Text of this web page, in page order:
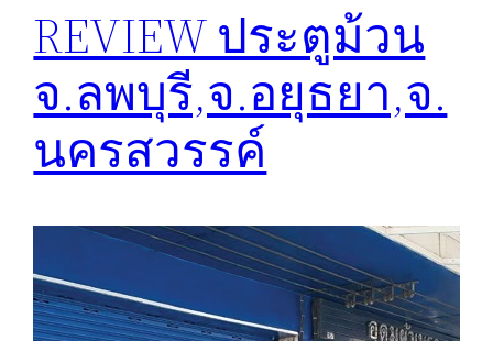
REVIEW ประตูม้วน
จ.ลพบุรี,จ.อยุธยา,จ.
นครสวรรค์